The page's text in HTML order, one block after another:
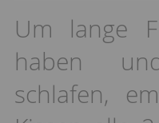
Um lange
haben
schlafen,